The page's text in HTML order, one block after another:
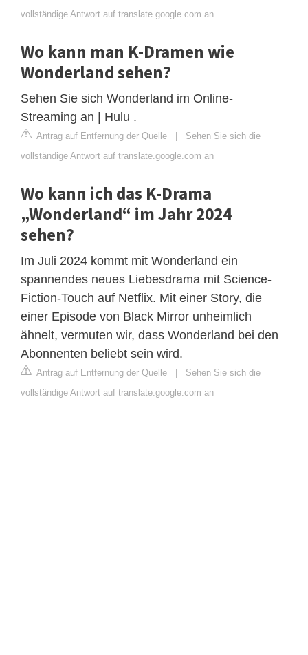
vollständige Antwort auf translate.google.com an
Wo kann man K-Dramen wie
Wonderland sehen?
Sehen Sie sich Wonderland im Online-
Streaming an | Hulu .
Antrag auf Entfernung der Quelle | Sehen Sie sich die
vollständige Antwort auf translate.google.com an
Wo kann ich das K-Drama
„Wonderland“ im Jahr 2024
sehen?
Im Juli 2024 kommt mit Wonderland ein
spannendes neues Liebesdrama mit Science-
Fiction-Touch auf Netflix. Mit einer Story, die
einer Episode von Black Mirror unheimlich
ähnelt, vermuten wir, dass Wonderland bei den
Abonnenten beliebt sein wird.
Antrag auf Entfernung der Quelle | Sehen Sie sich die
vollständige Antwort auf translate.google.com an